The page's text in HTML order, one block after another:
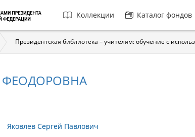
Главная
навигация
Коллекции Каталог фондов
Президентская библиотека – учителям: обучение с
ФЕОДОРОВНА
Яковлев Сергей Павлович